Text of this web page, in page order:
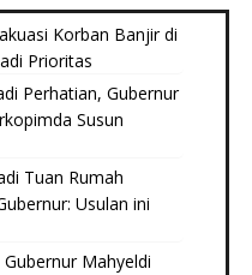
Korban Banjir di
Prioritas
Perhatian, Gubernur
Susun
Tuan Rumah
Usulan ini
Mahyeldi